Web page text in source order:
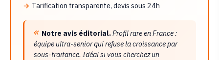
Tarification transparente, devis sous 24h
Notre avis éditorial.Profil rare en France :
équipe ultra-senior qui refuse la croissance par
sous-traitance. Idéal si vous cherchez un